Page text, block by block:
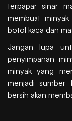
terpapar sinar
membuat
botol kaca dan
Jangan lupa
penyimpanan
minyak yang
menjadi sumber
bersih akan